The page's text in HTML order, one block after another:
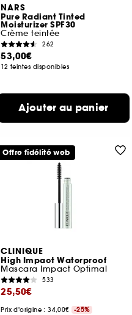
NARS
Pure Radiant Tinted
Moisturizer SPF30
Crème teintée
262
53,00€
12 teintes disponibles
Ajouter au panier
CLINIQUE
High Impact Waterproof
Mascara Impact Optimal
533
25,50€
Prix d'origine : 34,00€ -25%
Offre fidélité web